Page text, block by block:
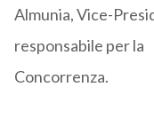
Almunia,Vice-
responsabile per la
Concorrenza.